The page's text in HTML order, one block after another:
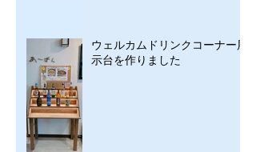
ウェルカムドリンクコーナー展
示台を作りました